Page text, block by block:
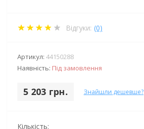
Відгуки: (0)
Артикул: 44150288
Наявність: Під замовлення
5 203 грн. Знайшли дешевше?
Кількість: